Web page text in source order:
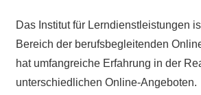
Das Institut für Lerndienstleistungen
Bereich der berufsbegleitenden
hat umfangreiche Erfahrung in der
unterschiedlichen Online-Angeboten.